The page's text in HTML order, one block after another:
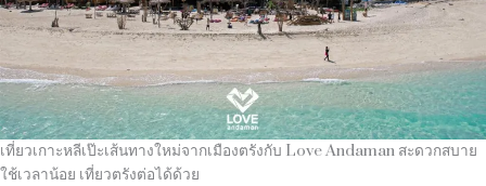
เที่ยวเกาะหลีเป๊ะเส้นทางใหม่จากเมืองตรังกับ Love Andaman สะดวกสบาย
ใช้เวลาน้อย เที่ยวตรังต่อได้ด้วย